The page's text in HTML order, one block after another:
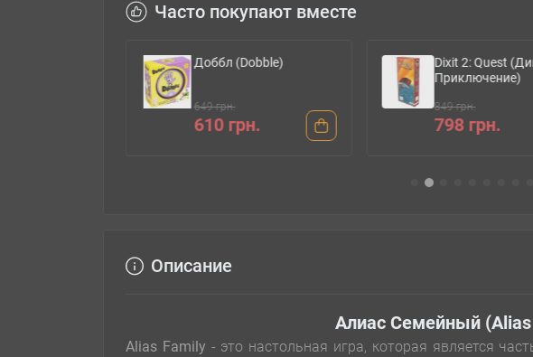
Часто покупают вместе
Доббл (Dobble)
649 грн.
610 грн.
Dixit 2: Quest
Приключение)
849 грн.
798 грн.
Описание
Алиас Семейный (Alias
Alias Family - это настольная игра, которая является